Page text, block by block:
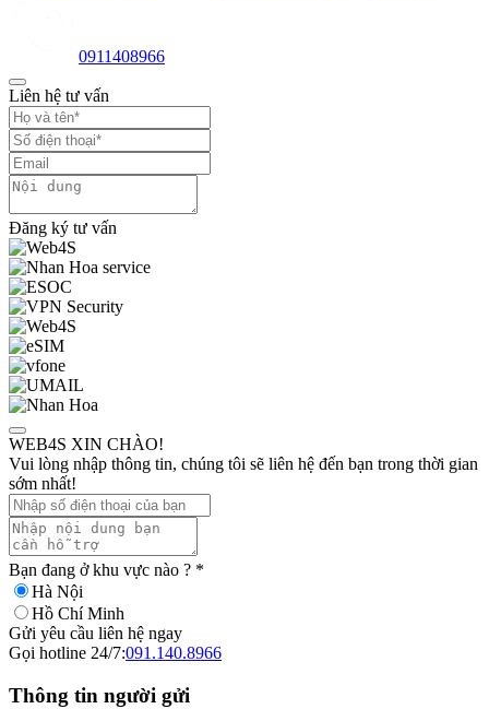
0911408966
Liên hệ tư vấn
Đăng ký tư vấn
WEB4S XIN CHÀO!
Vui lòng nhập thông tin, chúng tôi sẽ liên hệ đến bạn trong thời gian
sớm nhất!
Bạn đang ở khu vực nào ? *
Hà Nội
Hồ Chí Minh
Gửi yêu cầu liên hệ ngay
Gọi hotline 24/7:091.140.8966
Thông tin người gửi